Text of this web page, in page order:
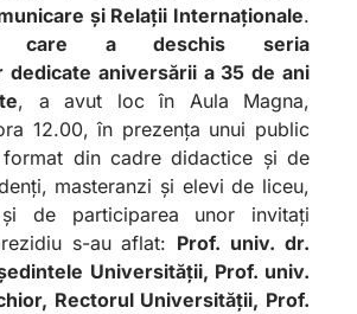
și Relații Internaționale.
care a deschis seria
dedicate aniversării a 35 de ani
, a avut loc în Aula Magna,
12.00, în prezența unui public
format din cadre didactice și de
masteranzi și elevi de liceu,
de participarea unor invitați
s-au aflat: Prof. univ. dr.
Universității, Prof. univ.
Rectorul Universității, Prof.